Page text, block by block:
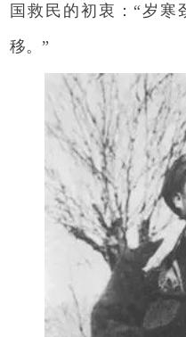
国救民的初衷：“岁寒
移。”